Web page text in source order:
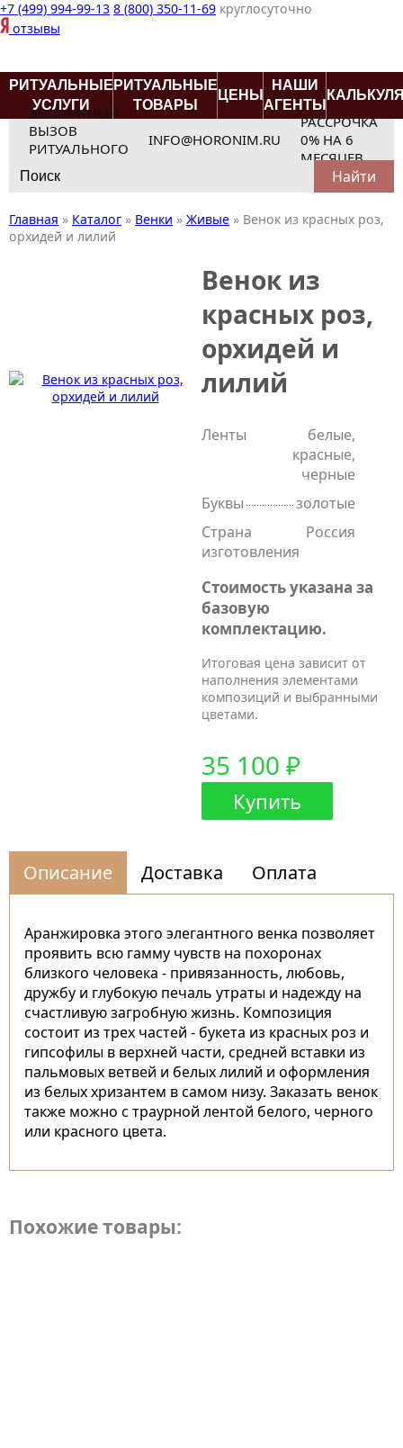
+7 (499) 994-99-13 8 (800) 350-11-69 круглосуточно
отзывы
РИТУАЛЬНЫЕ
УСЛУГИ
РИТУАЛЬНЫЕ
ТОВАРЫ
ЦЕНЫ
НАШИ
АГЕНТЫ
БЕСПЛАТНЫЙ
ВЫЗОВ
РИТУАЛЬНОГО
АГЕНТА
INFO@HORONIM.RU
РАССРОЧКА
0% НА 6
МЕСЯЦЕВ
for:
Главная » Каталог » Венки » Живые » Венок из красных роз,
орхидей и лилий
Венок из
красных роз,
орхидей и
лилий
Ленты
белые,
красные,
черные
Буквы
золотые
Страна
изготовления
Россия
Стоимость указана за
базовую
комплектацию.
Итоговая цена зависит от
наполнения элементами
композиций и выбранными
цветами.
35 100 ₽
Купить
Описание Доставка Оплата
Аранжировка этого элегантного венка позволяет
проявить всю гамму чувств на похоронах
близкого человека - привязанность, любовь,
дружбу и глубокую печаль утраты и надежду на
счастливую загробную жизнь. Композиция
состоит из трех частей - букета из красных роз и
гипсофилы в верхней части, средней вставки из
пальмовых ветвей и белых лилий и оформления
из белых хризантем в самом низу. Заказать венок
также можно с траурной лентой белого, черного
или красного цвета.
Похожие товары: